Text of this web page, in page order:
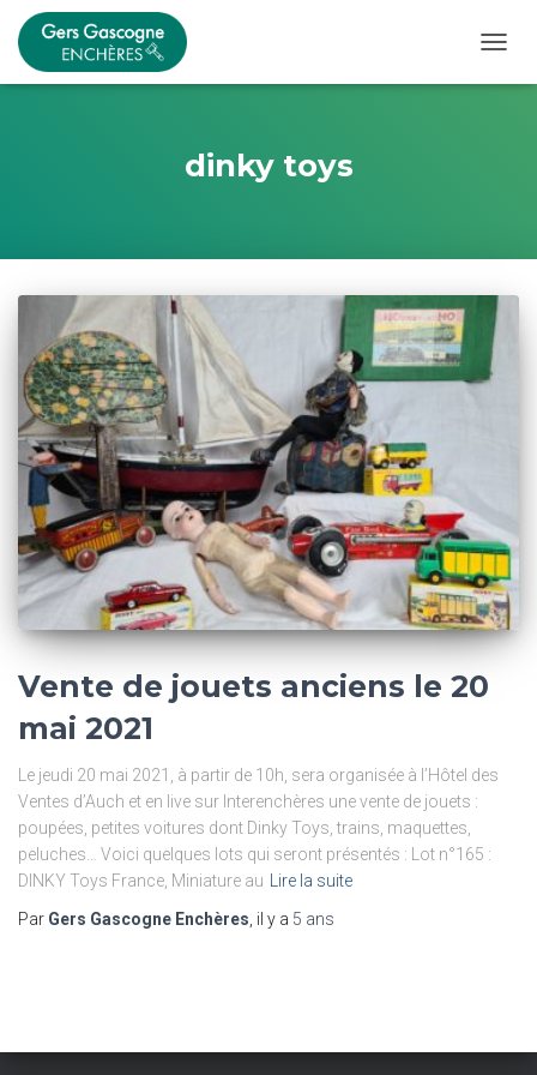
dinky toys
Vente de jouets anciens le 20
mai 2021
Le jeudi 20 mai 2021, à partir de 10h, sera organisée à l’Hôtel des
Ventes d’Auch et en live sur Interenchères une vente de jouets :
poupées, petites voitures dont Dinky Toys, trains, maquettes,
peluches… Voici quelques lots qui seront présentés : Lot n°165 :
DINKY Toys France, Miniature au
Lire la suite
Par Gers Gascogne Enchères , il y a 5 ans